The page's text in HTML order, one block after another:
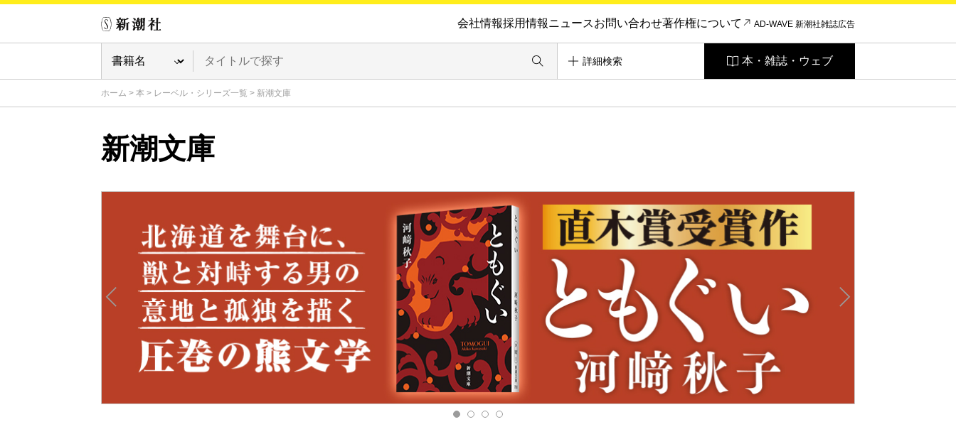
会社情報採用情報ニュースお問い合わせ著作権について AD-WAVE 新潮社雑誌広告
詳細検索 本・雑誌・ウェブ
ホーム > 本 > レーベル・シリーズ一覧 > 新潮文庫
新潮文庫